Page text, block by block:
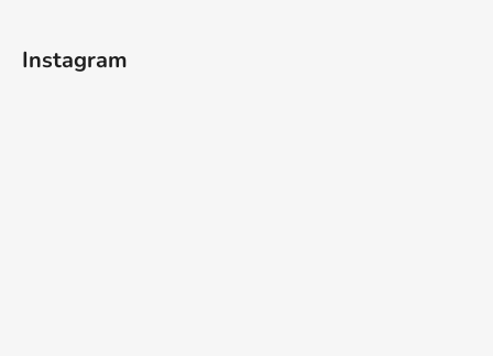
Instagram